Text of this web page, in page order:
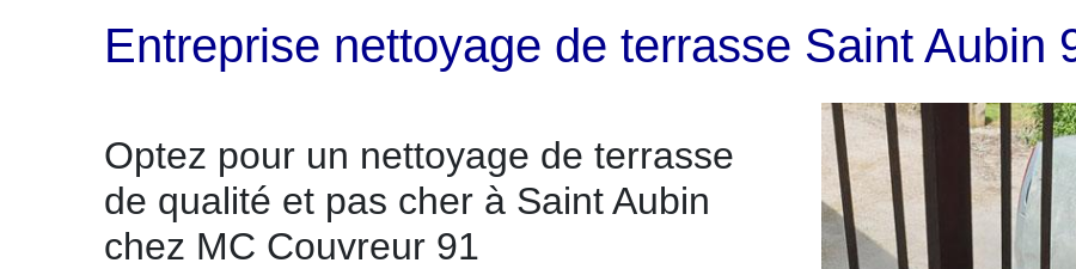
Entreprise nettoyage de terrasse Saint Aubin
Optez pour un nettoyage de terrasse
de qualité et pas cher à Saint Aubin
chez MC Couvreur 91